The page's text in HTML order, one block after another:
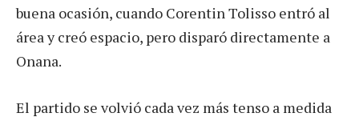
buena ocasión, cuando Corentin Tolisso entró al
área y creó espacio, pero disparó directamente a
Onana.
El partido se volvió cada vez más tenso a medida